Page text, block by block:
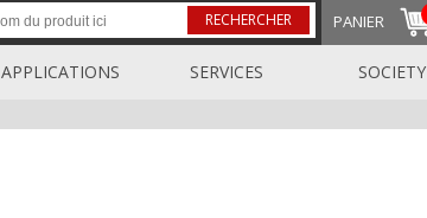
PANIER
RECHERCHER
APPLICATIONS SERVICES SOCIETY